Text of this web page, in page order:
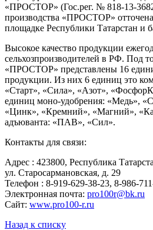
«ПРОСТОР» (Гос.рег. № 818-13-
производства «ПРОСТОР»
площадке Республики Татарстан и
Высокое качество продукции
сельхозпроизводителей в РФ. Под
«ПРОСТОР» представлены 16
продукции. Из них 6 единиц это
«Старт», «Сила», «Азот»,
единиц моно-удобрения: «Медь»,
«Цинк», «Кремний», «Магний»,
адъюванта: «ПАВ», «Сил».
Контакты для связи:
Адрес : 423800, Республика
ул. Старосармановская, д. 29
Телефон : 8-919-629-38-23, 8-986-
Электронная почта: pro100r@bk.ru
Сайт: www.pro100-r.ru
Назад к списку